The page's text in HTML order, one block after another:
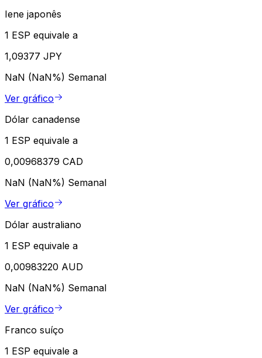
Iene japonês
1 ESP equivale a
1,09377 JPY
NaN (NaN%) Semanal
Ver gráfico
Dólar canadense
1 ESP equivale a
0,00968379 CAD
NaN (NaN%) Semanal
Ver gráfico
Dólar australiano
1 ESP equivale a
0,00983220 AUD
NaN (NaN%) Semanal
Ver gráfico
Franco suíço
1 ESP equivale a